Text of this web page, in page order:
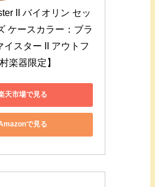
II バイオリン セッ
ケースカラー：ブラ
イスター II アウトフ
楽器限定】
天市場で見る
で見る